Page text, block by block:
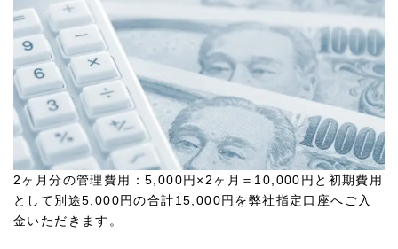
2ヶ月分の管理費用：5,000円×2ヶ月＝10,000円と初期費用
として別途5,000円の合計15,000円を弊社指定口座へご入
金いただきます。